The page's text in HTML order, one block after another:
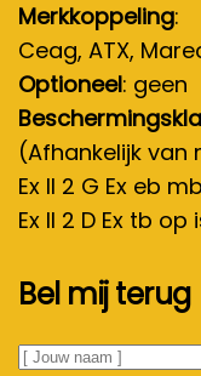
Merkkoppeling:
Ceag, ATX,
Optioneel: geen
(Afhankelijk van
Ex II 2 G Ex eb
Ex II 2 D Ex tb op
Bel mij terug